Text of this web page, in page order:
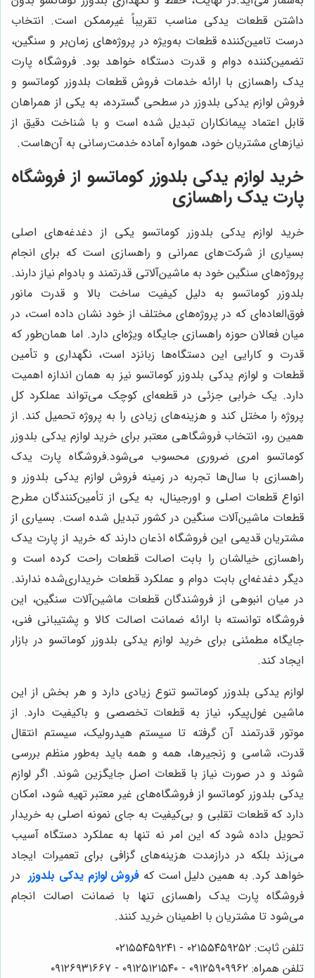
داشتن قطعات یدکی مناسب تقریباً غیرممکن است. انتخاب
درست تامین‌کننده قطعات به‌ویژه در پروژه‌های زمان‌بر و سنگین،
تضمین‌کننده دوام و قدرت دستگاه خواهد بود. فروشگاه پارت
یدک راهسازی با ارائه خدمات فروش قطعات بلدوزر کوماتسو و
فروش لوازم یدکی بلدوزر در سطحی گسترده، به یکی از همراهان
قابل اعتماد پیمانکاران تبدیل شده است و با شناخت دقیق از
نیازهای مشتریان خود، همواره آماده خدمت‌رسانی به آن‌هاست.
خرید لوازم یدکی بلدوزر کوماتسو از فروشگاه
پارت یدک راهسازی
خرید لوازم یدکی بلدوزر کوماتسو یکی از دغدغه‌های اصلی
بسیاری از شرکت‌های عمرانی و راهسازی است که برای انجام
پروژه‌های سنگین خود به ماشین‌آلاتی قدرتمند و بادوام نیاز دارند.
بلدوزر کوماتسو به دلیل کیفیت ساخت بالا و قدرت مانور
فوق‌العاده‌ای که در پروژه‌های مختلف از خود نشان داده است، در
میان فعالان حوزه راهسازی جایگاه ویژه‌ای دارد. اما همان‌طور که
قدرت و کارایی این دستگاه‌ها زبانزد است، نگهداری و تأمین
قطعات و لوازم یدکی بلدوزر کوماتسو نیز به همان اندازه اهمیت
دارد. یک خرابی جزئی در قطعه‌ای کوچک می‌تواند عملکرد کل
پروژه را مختل کند و هزینه‌های زیادی را به پروژه تحمیل کند. از
همین رو، انتخاب فروشگاهی معتبر برای خرید لوازم یدکی بلدوزر
کوماتسو امری ضروری محسوب می‌شود.فروشگاه پارت یدک
راهسازی با سال‌ها تجربه در زمینه فروش لوازم یدکی بلدوزر و
انواع قطعات اصلی و اورجینال، به یکی از تأمین‌کنندگان مطرح
قطعات ماشین‌آلات سنگین در کشور تبدیل شده است. بسیاری از
مشتریان قدیمی این فروشگاه اذعان دارند که خرید از پارت یدک
راهسازی خیالشان را بابت اصالت قطعات راحت کرده است و
دیگر دغدغه‌ای بابت دوام و عملکرد قطعات خریداری‌شده ندارند.
در میان انبوهی از فروشندگان قطعات ماشین‌آلات سنگین، این
فروشگاه توانسته با ارائه ضمانت اصالت کالا و پشتیبانی فنی،
جایگاه مطمئنی برای خرید لوازم یدکی بلدوزر کوماتسو در بازار
ایجاد کند.
لوازم یدکی بلدوزر کوماتسو تنوع زیادی دارد و هر بخش از این
ماشین غول‌پیکر، نیاز به قطعات تخصصی و باکیفیت دارد. از
موتور قدرتمند آن گرفته تا سیستم هیدرولیک، سیستم انتقال
قدرت، شاسی و زنجیرها، همه و همه باید به‌طور منظم بررسی
شوند و در صورت نیاز با قطعات اصل جایگزین شوند. اگر لوازم
یدکی بلدوزر کوماتسو از فروشگاه‌های غیر معتبر تهیه شود، امکان
دارد که قطعات تقلبی و بی‌کیفیت به جای نمونه اصلی به خریدار
تحویل داده شود که این امر نه تنها به عملکرد دستگاه آسیب
می‌زند بلکه در درازمدت هزینه‌های گزافی برای تعمیرات ایجاد
خواهد کرد. به همین دلیل است که فروش لوازم یدکی بلدوزر در
فروشگاه پارت یدک راهسازی تنها با ضمانت اصالت انجام
می‌شود تا مشتریان با اطمینان خرید کنند.
تلفن ثابت: ۰۲۱۵۵۴۵۹۲۵۲ - ۰۲۱۵۵۴۵۹۲۴۱
تلفن همراه: ۰۹۱۲۵۹۰۹۹۶۲ - ۰۹۱۲۵۱۲۱۵۴۰‌‌‌ - ۰۹۱۲۶۹۳۱۶۶۷